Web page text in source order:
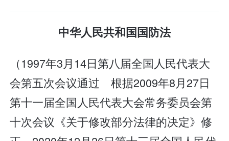
中华人民共和国国防法
（1997年3月14日第八届全国人民代表大
会第五次会议通过 根据2009年8月27日
第十一届全国人民代表大会常务委员会第
十次会议《关于修改部分法律的决定》修